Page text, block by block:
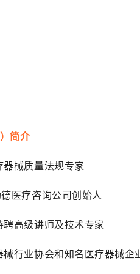
简介
器械质量法规专家
医疗咨询公司创始人
聘高级讲师及技术专家
械行业协会和知名医疗器械企